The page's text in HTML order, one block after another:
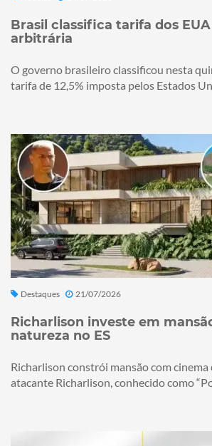
Brasil classifica tarifa dos
arbitrária
O governo brasileiro classificou nesta
tarifa de 12,5% imposta pelos Estados
Destaques 21/07/2026
Richarlison investe em
natureza no ES
Richarlison constrói mansão com cinema
atacante Richarlison, conhecido como